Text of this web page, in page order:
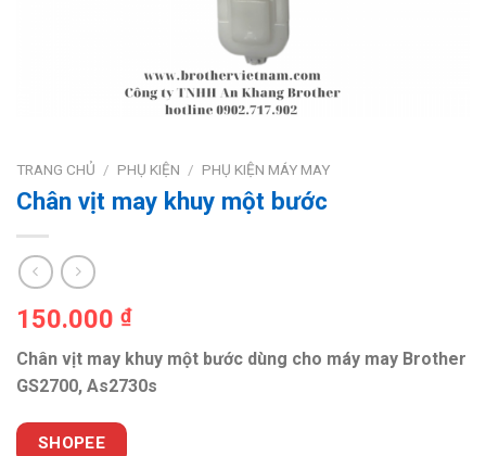
TRANG CHỦ / PHỤ KIỆN / PHỤ KIỆN MÁY MAY
Chân vịt may khuy một bước
150.000 ₫
Chân vịt may khuy một bước dùng cho máy may Brother
GS2700, As2730s
SHOPEE